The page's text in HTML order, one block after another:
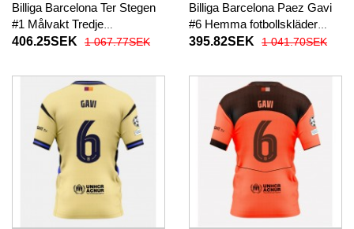
Billiga Barcelona Ter Stegen
#1 Målvakt Tredje
fotbollskläder 2025-26
406.25SEK 1 067.77SEK
Billiga Barcelona Paez Gavi
#6 Hemma fotbollskläder
2025-26 Kortärmad
395.82SEK 1 041.70SEK